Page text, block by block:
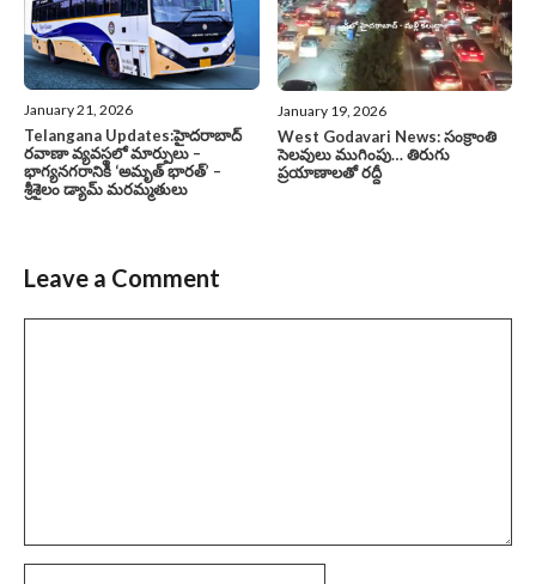
January 21, 2026
Telangana Updates:హైదరాబాద్
రవాణా వ్యవస్థలో మార్పులు –
భాగ్యనగరానికి ‘అమృత్ భారత్’ –
శ్రీశైలం డ్యామ్ మరమ్మతులు
January 19, 2026
West Godavari News: సంక్రాంతి
సెలవులు ముగింపు… తిరుగు
ప్రయాణాలతో రద్దీ
Leave a Comment